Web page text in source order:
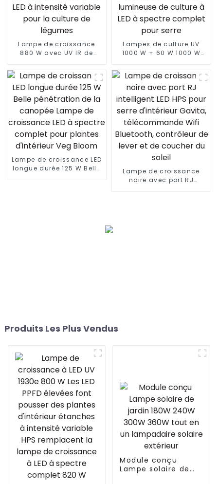
Lampe de croissance
880 W avec UV IR de
480 W 660 W 700 450 W
lampe de croissance à
LED à intensité variable
pour la culture de
légumes
Lampes de culture UV
1000 W + 60 W 1000 W
hydroponiques
Dimmable Lm301b 301h
Barre lumineuse de
culture à LED à spectre
complet pour serre
Lampe de croissance LED
longue durée 125 W Belle
Lampe de croissance
noire avec port RJ
Produits Les Plus Vendus
Module conçu
Lampe solaire de